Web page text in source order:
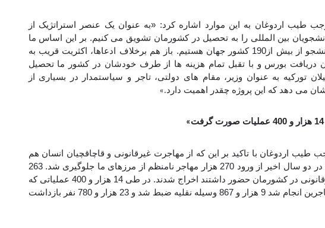
طیب اردوغان به این موارد اشاره کرد: «به عنوان یک عنصر استراتژیک از
بین المللی را به تحصیل در کشورمان تشویق می کنیم. بر این اساس ما
میزبان حدود 340 هزار دانشجو از بیش از190 کشور جهان هستیم. باز هم برخلاف ادعاها، اکثریت قریب به
دریافت بورس و با تقبل تمام هزینه ها از طرف خودشان در کشور ما تحصیل
تورکیه به عنوان وزیر، مقام های دولتی، تاجر و سیاستمدار در بسیاری از
می دهد که این پروژه چقدر اهمیت دارد.»
»
اردوغان با تاکید بر این که از مهاجرت غیرقانونی و قاچاقچیان انسان هم
غافل نشدند چنین گفت: « در دو سال اخیر از ورود 270 هزار مهاجر نامنظم از مرزهای ما جلوگیری شد. 263
هزار نفر که به صورت غیرقانونی در کشورمان حضور داشتند اخراج شدند. در طی 14 هزار و 400 عملیاتی که
در مقابله با قاچاقچیان مهاجرین انجام شد 9 هزار و 867 وسیله نقلیه ضبط شد و 23 هزار و 780 نفر بازداشت